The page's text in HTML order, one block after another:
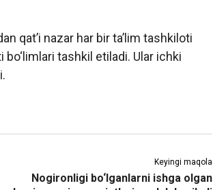
qat’i nazar har bir ta’lim tashkiloti
tashkil etiladi. Ular ichki
Keyingi maqola
Nogironligi bo‘lganlarni ishga olgan